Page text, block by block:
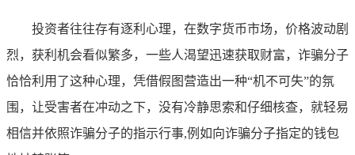
投资者往往存有逐利心理，在数字货币市场，价格波动剧
烈，获利机会看似繁多，一些人渴望迅速获取财富，诈骗分子
恰恰利用了这种心理，凭借假图营造出一种“机不可失”的氛
围，让受害者在冲动之下，没有冷静思索和仔细核查，就轻易
相信并依照诈骗分子的指示行事,例如向诈骗分子指定的钱包